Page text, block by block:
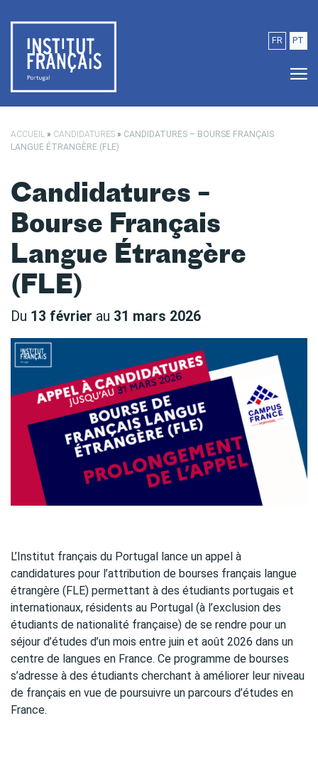
FR PT
ACCUEIL » CANDIDATURES » CANDIDATURES – BOURSE FRANÇAIS
LANGUE ÉTRANGÈRE (FLE)
Candidatures –
Bourse Français
Langue Étrangère
(FLE)
Du 13 février au 31 mars 2026
L’Institut français du Portugal lance un appel à
candidatures pour l’attribution de bourses français langue
étrangère (FLE) permettant à des étudiants portugais et
internationaux, résidents au Portugal (à l’exclusion des
étudiants de nationalité française) de se rendre pour un
séjour d’études d’un mois entre juin et août 2026 dans un
centre de langues en France. Ce programme de bourses
s’adresse à des étudiants cherchant à améliorer leur niveau
de français en vue de poursuivre un parcours d’études en
France.